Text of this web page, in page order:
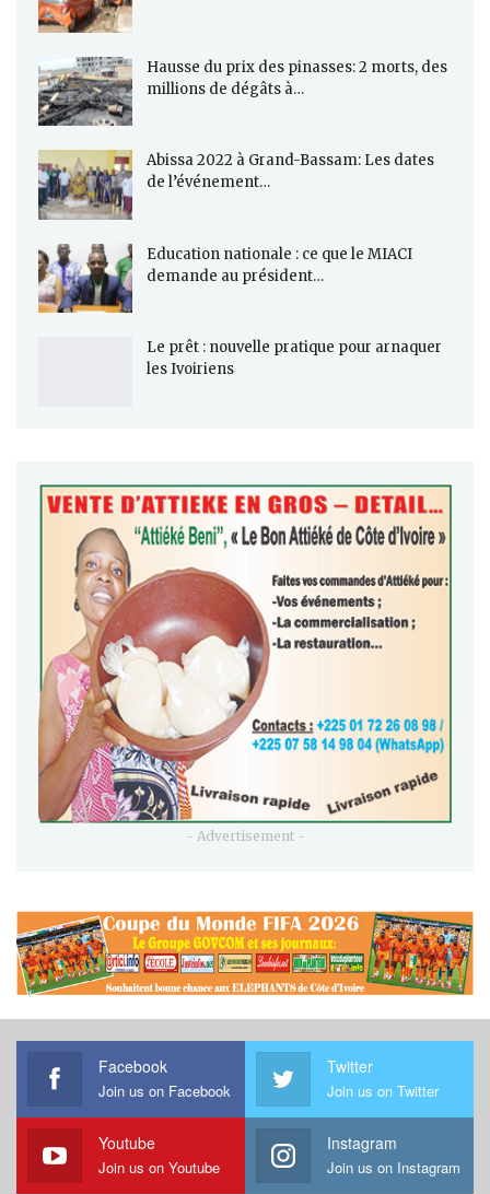
Hausse du prix des pinasses: 2 morts, des
millions de dégâts à…
Abissa 2022 à Grand-Bassam: Les dates
de l’événement…
Education nationale : ce que le MIACI
demande au président…
Le prêt : nouvelle pratique pour arnaquer
les Ivoiriens
- Advertisement -
Facebook
Join us on Facebook
Twitter
Join us on Twitter
Youtube
Join us on Youtube
Instagram
Join us on Instagram